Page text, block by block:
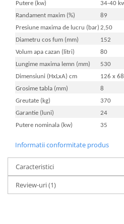
Invertoare
Panouri fotovoltaice
Produse Amenajare Baie
Seturi de Dus
Baterii sanitare
Rigole baie: Rigola de scurgere
Vase wc, capace si rezervoare
Racorduri flexibile de apa
Racorduri flexibile apa
inox
Racord flexibil din inox
Racord flexibil monocomanda cu
Putere (kw)
34-40
Randament maxim (%)
89
Presiune maxima de lucru (bar) 2,50
Diametru cos fum (mm)
152
Volum apa cazan (litri)
80
Lungime maxima lemn (mm)
530
Dimensiuni (HxLxA) cm
126 x
Grosime tabla (mm)
8
Greutate (kg)
370
Garantie (luni)
24
Putere nominala (kw)
35
Informatii conformitate produs
Caracteristici
Review-uri(1)